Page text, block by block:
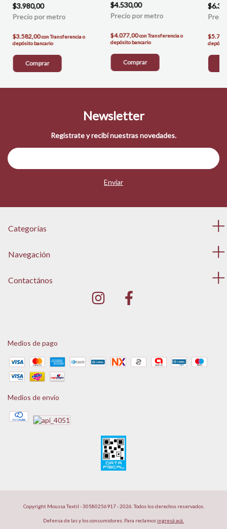
$3.980,00
$3.582,00conTransferencia o
depósito bancario
Comprar
$4.530,00
$4.077,00conTransferencia o
depósito bancario
Comprar
Newsletter
Registrate y recibí nuestras novedades.
Categorías
Navegación
Contactános
Medios de pago
Medios de envío
Copyright Moussa Textil - 30580256917 - 2026. Todos los derechos reservados.
Defensa de las y los consumidores. Para reclamosingresá acá.